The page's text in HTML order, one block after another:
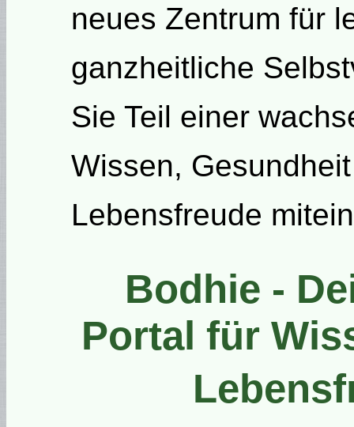
neues Zentrum für
ganzheitliche
Sie Teil einer
Wissen,
Lebensfreude
Bodhie -
Portal für